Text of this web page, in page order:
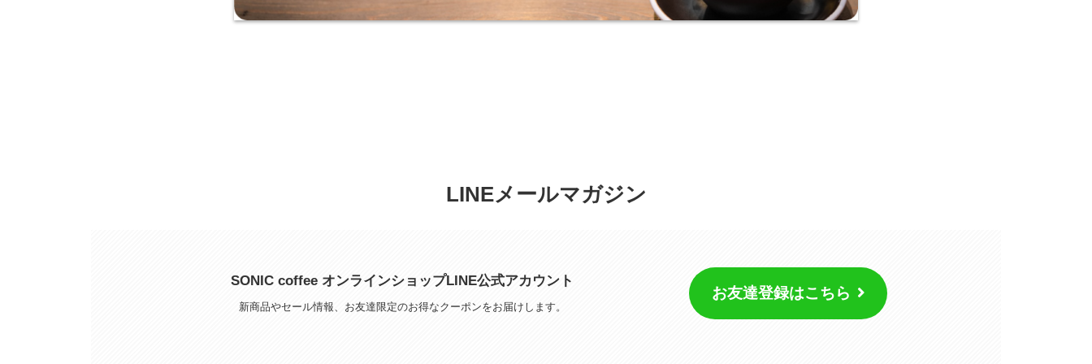
LINEメールマガジン
SONIC coffee オンラインショップLINE公式アカウント
新商品やセール情報、お友達限定のお得なクーポンをお届けします。
お友達登録はこちら